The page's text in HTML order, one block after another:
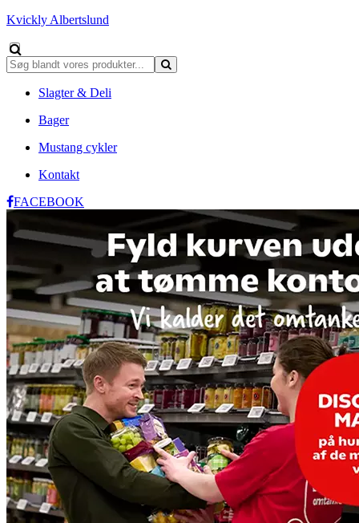
Kvickly Albertslund
Slagter & Deli
Bager
Mustang cykler
Kontakt
FACEBOOK